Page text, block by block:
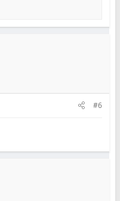
#6